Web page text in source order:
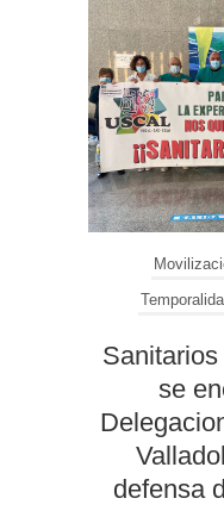
se
defensa